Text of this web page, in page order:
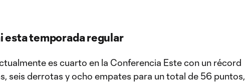
esta temporada regular
es cuarto en la Conferencia Este con un récord
seis derrotas y ocho empates para un total de 56 puntos,